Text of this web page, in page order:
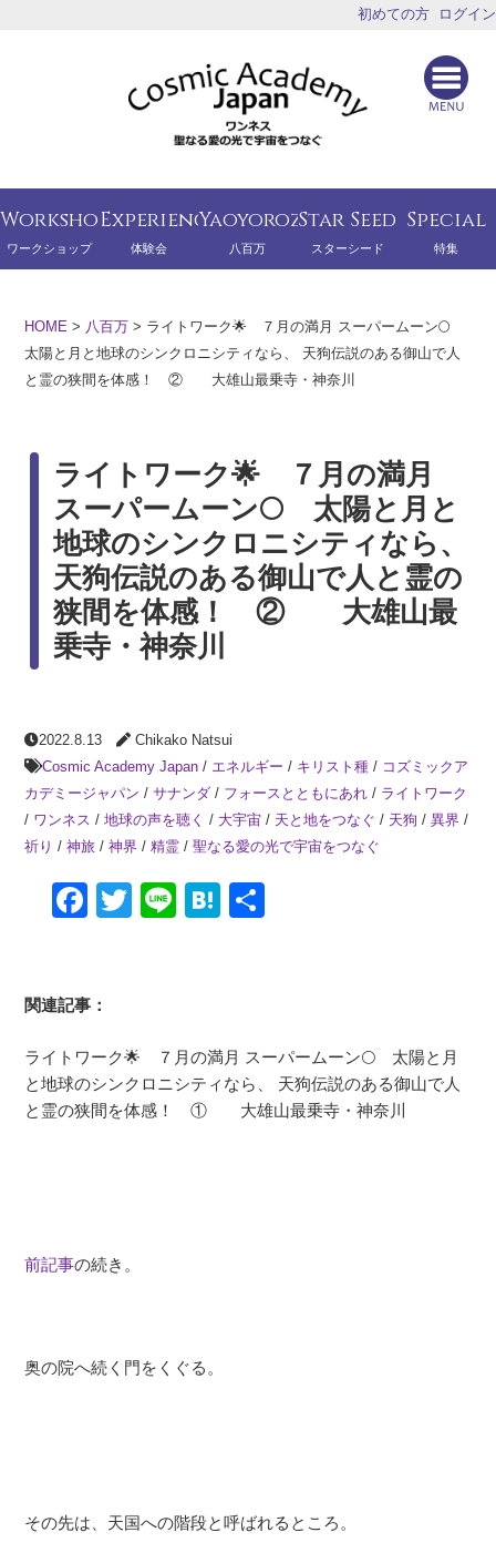
初めての方 ログイン
Workshop
ワークショップ
Experience
体験会
Yaoyorozu
八百万
Star Seed
スターシード
Special
特集
HOME > 八百万 > ライトワーク🌟 ７月の満月 スーパームーン🌕
太陽と月と地球のシンクロニシティなら、 天狗伝説のある御山で人
と霊の狭間を体感！ ② 大雄山最乗寺・神奈川
ライトワーク🌟 ７月の満月
スーパームーン🌕 太陽と月と
地球のシンクロニシティなら、
天狗伝説のある御山で人と霊の
狭間を体感！ ② 大雄山最
乗寺・神奈川
2022.8.13
Chikako Natsui
Cosmic Academy Japan / エネルギー / キリスト種 / コズミックア
カデミージャパン /サナンダ / フォースとともにあれ / ライトワーク
/ ワンネス /地球の声を聴く / 大宇宙 / 天と地をつなぐ / 天狗 /異界 /
祈り /神旅 /神界 /精霊 /聖なる愛の光で宇宙をつなぐ
Facebook
Twitter
LineHatena
共
関連記事：
ライトワーク🌟 ７月の満月 スーパームーン🌕 太陽と月
と地球のシンクロニシティなら、 天狗伝説のある御山で人
と霊の狭間を体感！ ① 大雄山最乗寺・神奈川
前記事の続き。
奥の院へ続く門をくぐる。
その先は、天国への階段と呼ばれるところ。